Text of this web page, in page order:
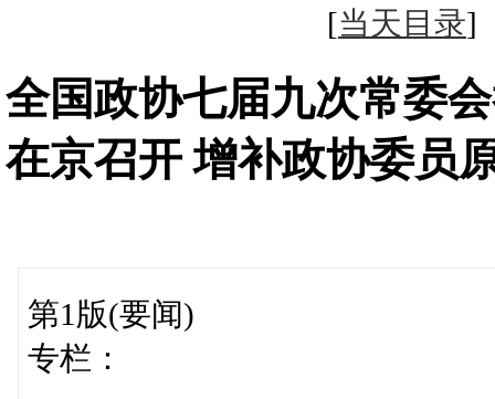
[当天目录
全国政协七届九次常委
在京召开 增补政协委员
第1版(要闻)
专栏：